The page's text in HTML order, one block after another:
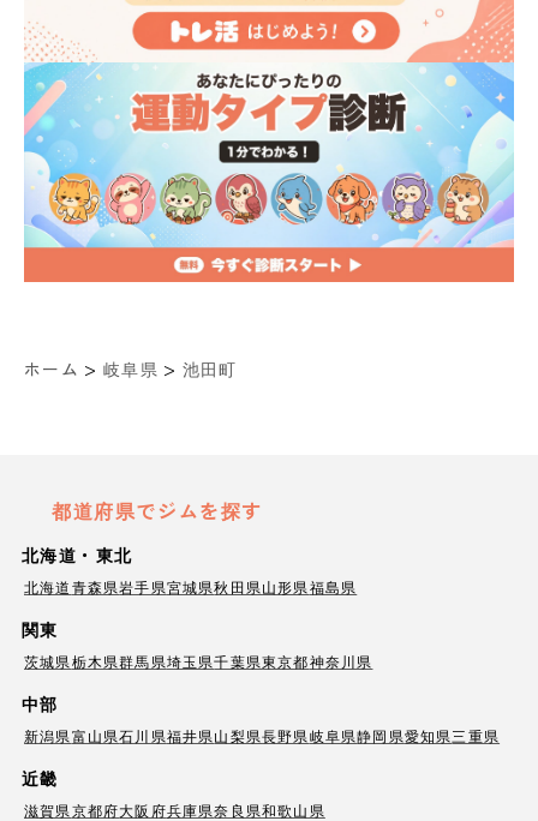
ホーム > 岐阜県 > 池田町
都道府県でジムを探す
北海道・東北
北海道青森県岩手県宮城県秋田県山形県福島県
関東
茨城県栃木県群馬県埼玉県千葉県東京都神奈川県
中部
新潟県富山県石川県福井県山梨県長野県岐阜県静岡県愛知県三重県
近畿
滋賀県京都府大阪府兵庫県奈良県和歌山県